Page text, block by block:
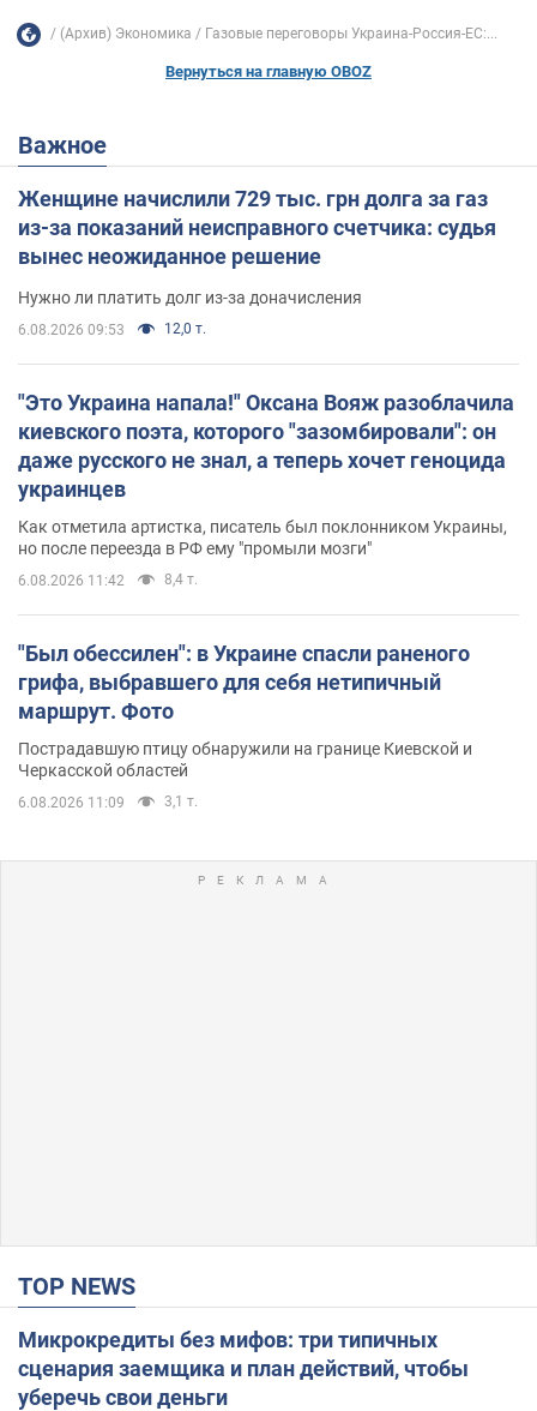
(Архив) Экономика Газовые переговоры Украина-Россия-ЕС:...
Вернуться на главную OBOZ
Важное
Женщине начислили 729 тыс. грн долга за газ
из-за показаний неисправного счетчика: судья
вынес неожиданное решение
Нужно ли платить долг из-за доначисления
6.08.2026 09:53 12,0 т.
"Это Украина напала!" Оксана Вояж разоблачила
киевского поэта, которого "зазомбировали": он
даже русского не знал, а теперь хочет геноцида
украинцев
Как отметила артистка, писатель был поклонником Украины,
но после переезда в РФ ему "промыли мозги"
6.08.2026 11:42 8,4 т.
"Был обессилен": в Украине спасли раненого
грифа, выбравшего для себя нетипичный
маршрут. Фото
Пострадавшую птицу обнаружили на границе Киевской и
Черкасской областей
6.08.2026 11:09 3,1 т.
TOP NEWS
Микрокредиты без мифов: три типичных
сценария заемщика и план действий, чтобы
уберечь свои деньги